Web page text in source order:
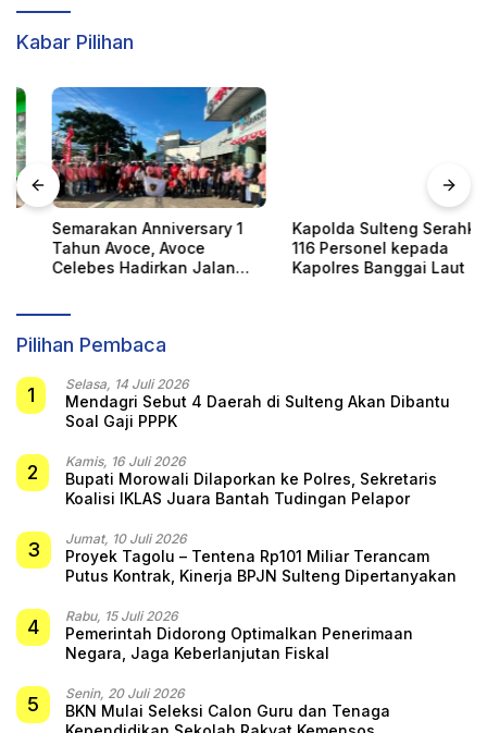
Kabar Pilihan
Semarakan Anniversary 1
Tahun Avoce, Avoce
Celebes Hadirkan Jalan
Kapolda Sulteng Serahkan
116 Personel kepada
Kapolres Banggai Laut
Pilihan Pembaca
1 Selasa, 14 Juli 2026
Mendagri Sebut 4 Daerah di Sulteng Akan Dibantu
Soal Gaji PPPK
2 Kamis, 16 Juli 2026
Bupati Morowali Dilaporkan ke Polres, Sekretaris
Koalisi IKLAS Juara Bantah Tudingan Pelapor
3 Jumat, 10 Juli 2026
Proyek Tagolu – Tentena Rp101 Miliar Terancam
Putus Kontrak, Kinerja BPJN Sulteng Dipertanyakan
4 Rabu, 15 Juli 2026
Pemerintah Didorong Optimalkan Penerimaan
Negara, Jaga Keberlanjutan Fiskal
5 Senin, 20 Juli 2026
BKN Mulai Seleksi Calon Guru dan Tenaga